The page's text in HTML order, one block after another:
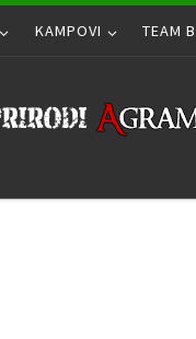
KAMPOVI TEAM